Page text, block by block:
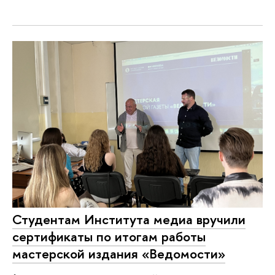
Студентам Института медиа вручили
сертификаты по итогам работы
мастерской издания «Ведомости»